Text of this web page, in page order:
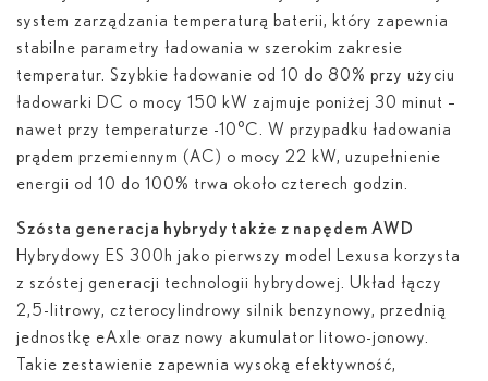
system zarządzania temperaturą baterii, który zapewnia
stabilne parametry ładowania w szerokim zakresie
temperatur. Szybkie ładowanie od 10 do 80% przy użyciu
ładowarki DC o mocy 150 kW zajmuje poniżej 30 minut –
nawet przy temperaturze -10°C. W przypadku ładowania
prądem przemiennym (AC) o mocy 22 kW, uzupełnienie
energii od 10 do 100% trwa około czterech godzin.
Szósta generacja hybrydy także z napędem AWD
Hybrydowy ES 300 h jako pierwszy model Lexusa korzysta
z szóstej generacji technologii hybrydowej. Układ łączy
2,5-litrowy, czterocylindrowy silnik benzynowy, przednią
jednostkę eAxle oraz nowy akumulator litowo-jonowy.
Takie zestawienie zapewnia wysoką efektywność,